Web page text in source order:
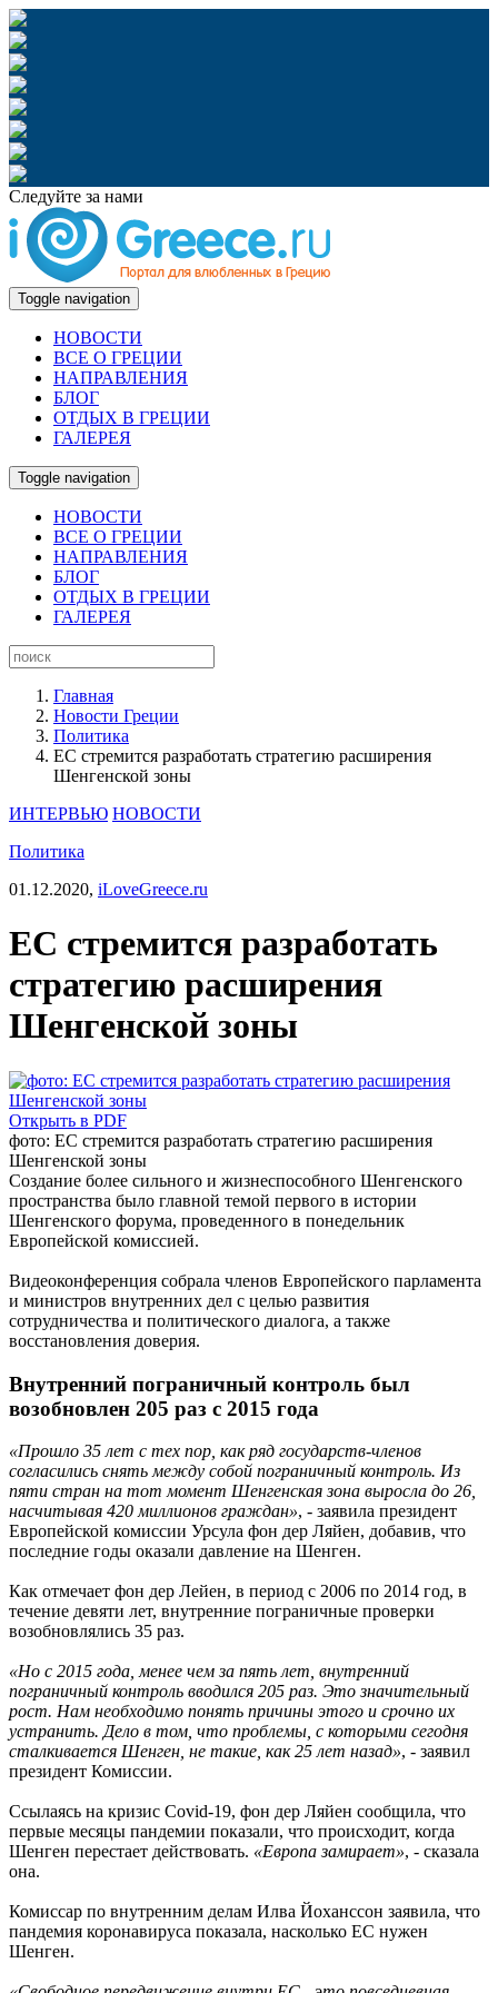
Следуйте за нами
Toggle navigation
НОВОСТИ
ВСЕ О ГРЕЦИИ
НАПРАВЛЕНИЯ
БЛОГ
ОТДЫХ В ГРЕЦИИ
ГАЛЕРЕЯ
Toggle navigation
НОВОСТИ
ВСЕ О ГРЕЦИИ
НАПРАВЛЕНИЯ
БЛОГ
ОТДЫХ В ГРЕЦИИ
ГАЛЕРЕЯ
Главная
Новости Греции
Политика
ЕС стремится разработать стратегию расширения
Шенгенской зоны
ИНТЕРВЬЮ НОВОСТИ
Политика
01.12.2020, iLoveGreece.ru
ЕС стремится разработать
стратегию расширения
Шенгенской зоны
Открыть в PDF
фото: ЕС стремится разработать стратегию расширения
Шенгенской зоны
Создание более сильного и жизнеспособного Шенгенского
пространства было главной темой первого в истории
Шенгенского форума, проведенного в понедельник
Европейской комиссией.
Видеоконференция собрала членов Европейского парламента
и министров внутренних дел с целью развития
сотрудничества и политического диалога, а также
восстановления доверия.
Внутренний пограничный контроль был
возобновлен 205 раз с 2015 года
«Прошло 35 лет с тех пор, как ряд государств-членов
согласились снять между собой пограничный контроль. Из
пяти стран на тот момент Шенгенская зона выросла до 26,
насчитывая 420 миллионов граждан», - заявила президент
Европейской комиссии Урсула фон дер Ляйен, добавив, что
последние годы оказали давление на Шенген.
Как отмечает фон дер Лейен, в период с 2006 по 2014 год, в
течение девяти лет, внутренние пограничные проверки
возобновлялись 35 раз.
«Но с 2015 года, менее чем за пять лет, внутренний
пограничный контроль вводился 205 раз. Это значительный
рост. Нам необходимо понять причины этого и срочно их
устранить. Дело в том, что проблемы, с которыми сегодня
сталкивается Шенген, не такие, как 25 лет назад», - заявил
президент Комиссии.
Ссылаясь на кризис Covid-19, фон дер Ляйен сообщила, что
первые месяцы пандемии показали, что происходит, когда
Шенген перестает действовать. «Европа замирает», - сказала
она.
Комиссар по внутренним делам Илва Йоханссон заявила, что
пандемия коронавируса показала, насколько ЕС нужен
Шенген.